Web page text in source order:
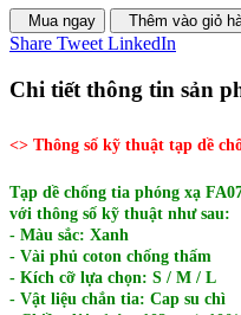
Mua ngay Thêm vào giỏ
Share Tweet LinkedIn
Chi tiết thông tin sản
<> Thông số kỹ thuật tạp dề
Tạp dề chống tia phóng xạ
với thông số kỹ thuật như sau:
- Màu sắc: Xanh
- Vài phủ coton chống thấm
- Kích cỡ lựa chọn: S / M / L
- Vật liệu chắn tia: Cap su chì